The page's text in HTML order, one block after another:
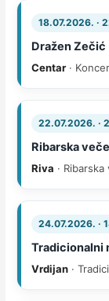
18.07.2026. ·
Dražen Zečić
Centar·
22.07.2026. ·
Ribarska
Riva ·
24.07.2026. ·
Tradicionalni
Vrdijan ·